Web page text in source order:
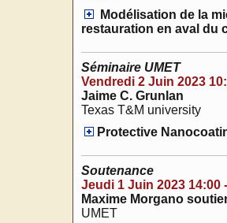
Modélisation de la
restauration en aval du
Séminaire UMET
Vendredi 2 Juin 2023
Jaime C. Grunlan
Texas T&M university
Protective
Soutenance
Jeudi 1 Juin 2023 14:00
Maxime Morgano
UMET